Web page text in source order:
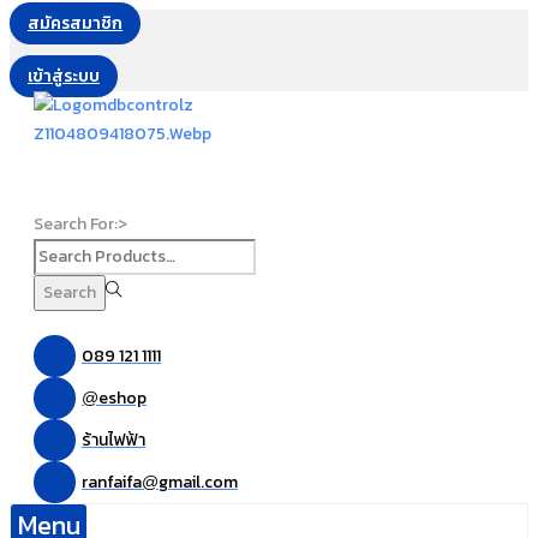
สมัครสมาชิก
เข้าสู่ระบบ
Search For:>
Search
089 121 1111
@eshop
ร้านไฟฟ้า
ranfaifa@gmail.com
Menu